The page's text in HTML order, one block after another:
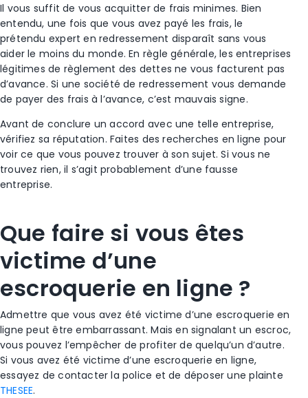
Il vous suffit de vous acquitter de frais minimes. Bien
entendu, une fois que vous avez payé les frais, le
prétendu expert en redressement disparaît sans vous
aider le moins du monde. En règle générale, les entreprises
légitimes de règlement des dettes ne vous facturent pas
d’avance. Si une société de redressement vous demande
de payer des frais à l’avance, c’est mauvais signe.
Avant de conclure un accord avec une telle entreprise,
vérifiez sa réputation. Faites des recherches en ligne pour
voir ce que vous pouvez trouver à son sujet. Si vous ne
trouvez rien, il s’agit probablement d’une fausse
entreprise.
Que faire si vous êtes
victime d’une
escroquerie en ligne ?
Admettre que vous avez été victime d’une escroquerie en
ligne peut être embarrassant. Mais en signalant un escroc,
vous pouvez l’empêcher de profiter de quelqu’un d’autre.
Si vous avez été victime d’une escroquerie en ligne,
essayez de contacter lapolice et de déposer une plainte
THESEE.